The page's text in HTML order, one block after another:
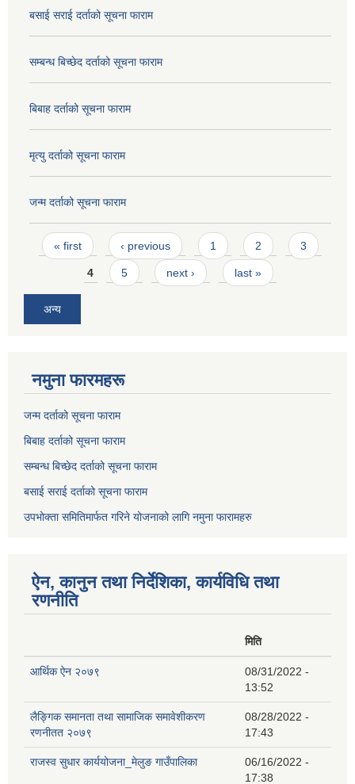
बसाई सराई दर्ताको सूचना फाराम
सम्बन्ध बिच्छेद दर्ताको सूचना फाराम
बिबाह दर्ताको सूचना फाराम
मृत्यु दर्ताको सूचना फाराम
जन्म दर्ताको सूचना फाराम
Pages
« first ‹ previous 1 2 3
4 5 next › last »
अन्य
नमुना फारमहरू
जन्म दर्ताको सूचना फाराम
बिबाह दर्ताको सूचना फाराम
सम्बन्ध बिच्छेद दर्ताको सूचना फाराम
बसाई सराई दर्ताको सूचना फाराम
उपभोक्ता समितिमार्फत गरिने योजनाको लागि नमुना फारामहरु
ऐन, कानुन तथा निर्देशिका, कार्यविधि तथा
रणनीति
मिति
आर्थिक ऐन २०७९
08/31/2022 -
13:52
लैङ्गिक समानता तथा सामाजिक समावेशीकरण
रणनीतत २०७९
08/28/2022 -
17:43
राजस्व सुधार कार्ययोजना_मेलुङ गाउँपालिका
06/16/2022 -
17:38